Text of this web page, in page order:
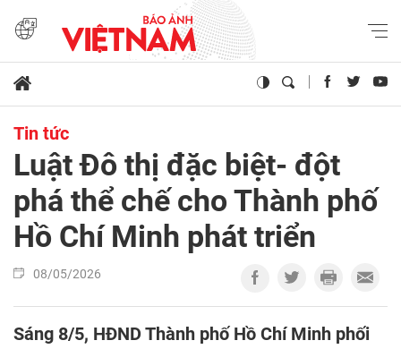
Tin tức
Luật Đô thị đặc biệt- đột
phá thể chế cho Thành phố
Hồ Chí Minh phát triển
08/05/2026
Sáng 8/5, HĐND Thành phố Hồ Chí Minh phối